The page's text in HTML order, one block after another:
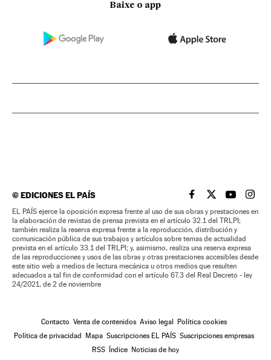
Baixe o app
©EDICIONES EL PAÍS EL PAÍS BRASIL EN
EL PAÍSEL PAÍS
EL
EL PAÍS ejerce la oposición expresa frente al uso de sus obras y prestaciones en
la elaboración de revistas de prensa prevista en el artículo 32.1 del TRLPI;
también realiza la reserva expresa frente a la reproducción, distribución y
comunicación pública de sus trabajos y artículos sobre temas de actualidad
prevista en el artículo 33.1 del TRLPI; y, asimismo, realiza una reserva expresa
de las reproducciones y usos de las obras y otras prestaciones accesibles desde
este sitio web a medios de lectura mecánica u otros medios que resulten
adecuados a tal fin de conformidad con el artículo 67.3 del Real Decreto - ley
24/2021, de 2 de noviembre
Contacto Venta de contenidos Aviso legal
Política cookies
Política de privacidad
Mapa Suscripciones EL PAÍS Suscripciones empresas
RSS
Índice Noticias de hoy